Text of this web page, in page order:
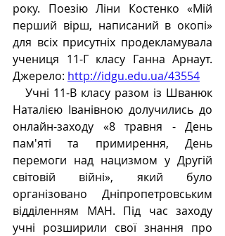
року. Поезію Ліни Костенко «Мій
перший вірш, написаний в окопі»
для всіх присутніх продекламувала
учениця 11-Г класу Ганна Арнаут.
Джерело: http://idgu.edu.ua/43554
Наталією Іванівною долучились до
онлайн-заходу «8 травня - День
пам'яті та примирення, День
перемоги над нацизмом у Другій
світовій війні», який було
організовано Дніпропетровським
відділенням МАН. Під час заходу
учні розширили свої знання про